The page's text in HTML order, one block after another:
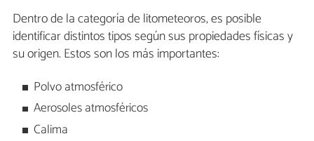
Dentro de la categoría de litometeoros, es posible
identificar distintos tipos según sus propiedades físicas y
su origen. Estos son los más importantes:
Polvo atmosférico
Aerosoles atmosféricos
Calima